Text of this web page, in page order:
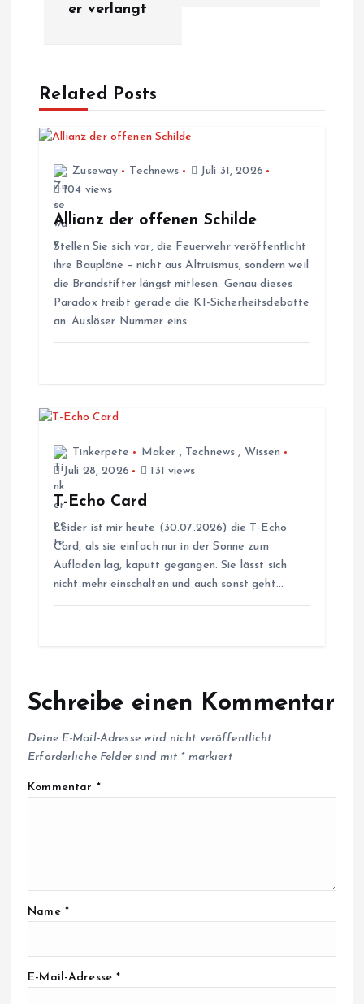
g
s
t
er verlangt
Related Posts
Zuseway Technews
Juli 31, 2026
104 views
Allianz der offenen Schilde
Stellen Sie sich vor, die Feuerwehr veröffentlicht
ihre Baupläne – nicht aus Altruismus, sondern weil
die Brandstifter längst mitlesen. Genau dieses
Paradox treibt gerade die KI-Sicherheitsdebatte
an. Auslöser Nummer eins:…
Tinkerpete Maker , Technews , Wissen
Juli 28, 2026
131 views
T-Echo Card
Leider ist mir heute (30.07.2026) die T-Echo
Card, als sie einfach nur in der Sonne zum
Aufladen lag, kaputt gegangen. Sie lässt sich
nicht mehr einschalten und auch sonst geht…
Schreibe einen Kommentar
Deine E-Mail-Adresse wird nicht veröffentlicht.
Erforderliche Felder sind mit *markiert
Kommentar *
Name *
E-Mail-Adresse*